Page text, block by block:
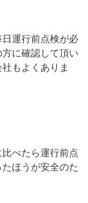
運行前点検が必
に確認して頂い
もよくありま
べたら運行前点
ほうが安全のた